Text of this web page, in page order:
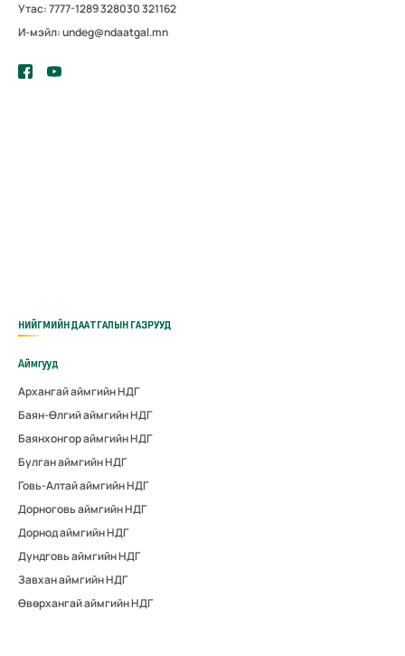
Утас: 7777-1289 328030 321162
И-мэйл: undeg@ndaatgal.mn
НИЙГМИЙН ДААТГАЛЫН ГАЗРУУД
Аймгууд
Архангай аймгийн НДГ
Баян-Өлгий аймгийн НДГ
Баянхонгор аймгийн НДГ
Булган аймгийн НДГ
Говь-Алтай аймгийн НДГ
Дорноговь аймгийн НДГ
Дорнод аймгийн НДГ
Дундговь аймгийн НДГ
Завхан аймгийн НДГ
Өвөрхангай аймгийн НДГ